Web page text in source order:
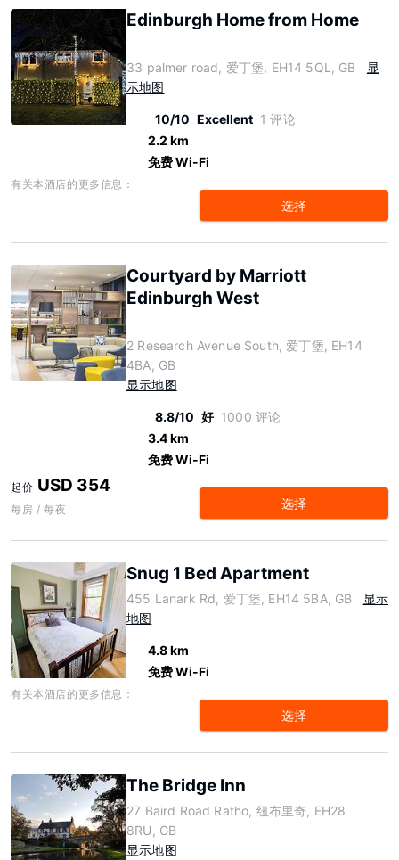
Edinburgh Home from Home
33 palmer road, 爱丁堡, EH14 5QL, GB
显
示地图
10/10 Excellent 1 评论
2.2 km
免费 Wi-Fi
有关本酒店的更多信息：
选择
Courtyard by Marriott
Edinburgh West
2 Research Avenue South, 爱丁堡, EH14
4BA, GB
显示地图
8.8/10 好 1000 评论
3.4 km
免费 Wi-Fi
起价 USD 354
每房 / 每夜 选择
Snug 1 Bed Apartment
455 Lanark Rd, 爱丁堡, EH14 5BA, GB
显示
地图
4.8 km
免费 Wi-Fi
有关本酒店的更多信息：
选择
The Bridge Inn
27 Baird Road Ratho, 纽布里奇, EH28
8RU, GB
显示地图